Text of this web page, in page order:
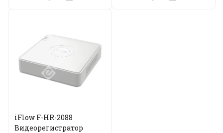
iFlow F-HR-2088
Видеорегистратор